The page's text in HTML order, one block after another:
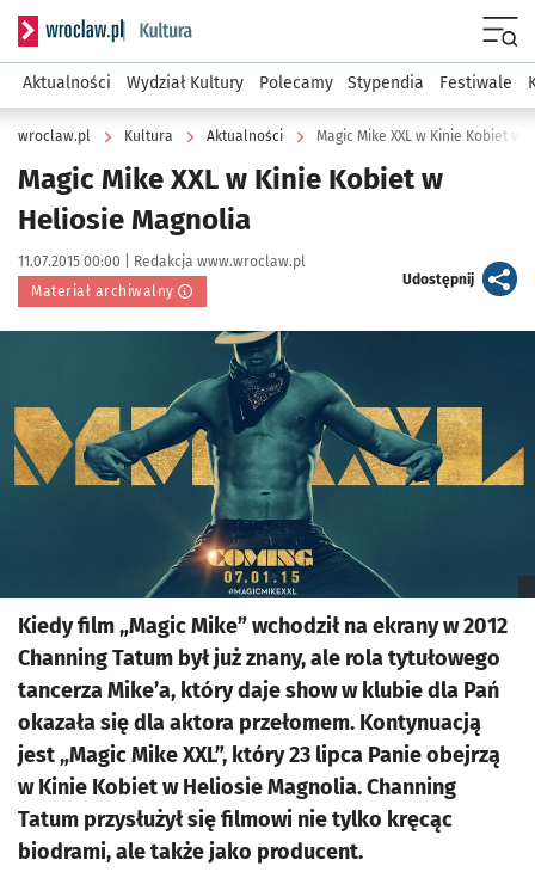
Serwis informacyjny wroclaw.pl podserwis: Kultura
Aktualności Wydział Kultury Polecamy Stypendia Festiwale
wroclaw.pl Kultura Aktualności Magic Mike XXL w Kinie Kobiet w
Magic Mike XXL w Kinie Kobiet w
Heliosie Magnolia
Data publikacji:
11.07.2015 00:00 | Autor:
Redakcja www.wroclaw.pl
Materiał archiwalny
Udostępnijartykuł
Kiedy film „Magic Mike” wchodził na ekrany w 2012
Channing Tatum był już znany, ale rola tytułowego
tancerza Mike’a, który daje show w klubie dla Pań
okazała się dla aktora przełomem. Kontynuacją
jest „Magic Mike XXL”, który 23 lipca Panie obejrzą
w Kinie Kobiet w Heliosie Magnolia. Channing
Tatum przysłużył się filmowi nie tylko kręcąc
biodrami, ale także jako producent.